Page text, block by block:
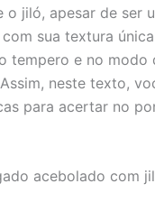
o jiló, apesar de ser
sua textura
tempero e no modo
neste texto,
para acertar no
acebolado com